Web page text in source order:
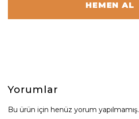
HEMEN AL
Yorumlar
Bu ürün için henüz yorum yapılmamış.